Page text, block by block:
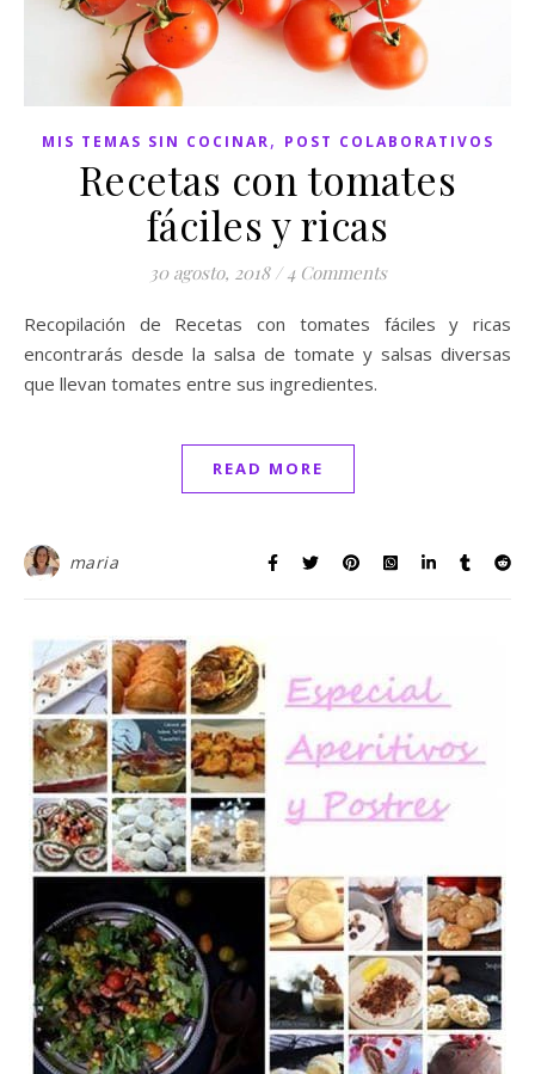
MIS TEMAS SIN COCINAR, POST COLABORATIVOS
Recetas con tomates
fáciles y ricas
30 agosto, 2018 / 4 Comments
Recopilación de Recetas con tomates fáciles y ricas
encontrarás desde la salsa de tomate y salsas diversas
que llevan tomates entre sus ingredientes.
READ MORE
maria